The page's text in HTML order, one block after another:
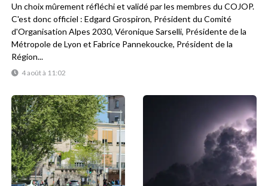
4 août à 11:02
Un choix mûrement réfléchi et validé par les membres du COJOP.
C'est donc officiel : Edgard Grospiron, Président du Comité
d'Organisation Alpes 2030, Véronique Sarselli, Présidente de la
Métropole de Lyon et Fabrice Pannekoucke, Président de la
Région...